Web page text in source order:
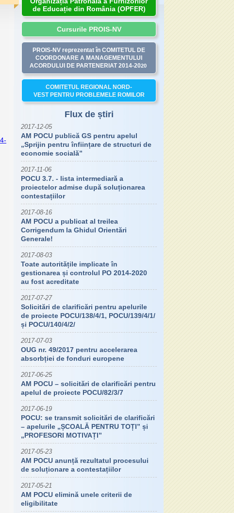
de Educație din România (OPFER)
Cursurile PROIS-NV
PROIS-NV reprezentat în COMITETUL DE
COORDONARE A MANAGEMENTULUI
ACORDULUI DE PARTENERIAT 2014-2020
COMITETUL REGIONAL NORD-
VEST PENTRU PROBLEMELE ROMILOR
Flux de știri
2017-12-05
AM POCU publică GS pentru apelul
„Sprijin pentru înființare de structuri de
economie socială”
2017-11-06
POCU 3.7. - lista intermediară a
proiectelor admise după soluționarea
contestațiilor
2017-08-16
AM POCU a publicat al treilea
Corrigendum la Ghidul Orientări
Generale!
2017-08-03
Toate autoritățile implicate în
gestionarea și controlul PO 2014-2020
au fost acreditate
2017-07-27
Solicitări de clarificări pentru apelurile
de proiecte POCU/138/4/1, POCU/139/4/1/
și POCU/140/4/2/
2017-07-03
OUG nr. 49/2017 pentru accelerarea
absorbției de fonduri europene
2017-06-25
AM POCU – solicitări de clarificări pentru
apelul de proiecte POCU/82/3/7
2017-06-19
POCU: se transmit solicitări de clarificări
– apelurile „ȘCOALĂ PENTRU TOȚI” și
„PROFESORI MOTIVAȚI”
2017-05-23
AM POCU anunță rezultatul procesului
de soluționare a contestațiilor
2017-05-21
AM POCU elimină unele criterii de
eligibilitate